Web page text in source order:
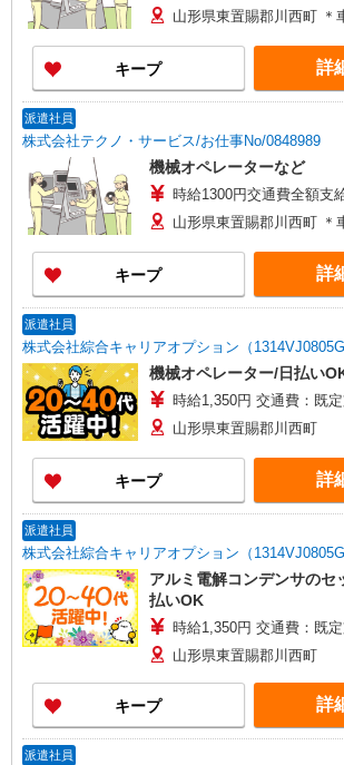
山形県東置賜郡川西町 ＊
キープ 詳
派遣社員
株式会社テクノ・サービス/お仕事No/0848989
機械オペレーターなど
時給1300円交通費全額支
山形県東置賜郡川西町 ＊
キープ 詳
派遣社員
株式会社綜合キャリアオプション（
機械オペレーター/日払い
時給1,350円 交通費：既
山形県東置賜郡川西町
キープ 詳
派遣社員
株式会社綜合キャリアオプション（
アルミ電解コンデンサのセ
払いOK
時給1,350円 交通費：既
山形県東置賜郡川西町
キープ 詳
派遣社員